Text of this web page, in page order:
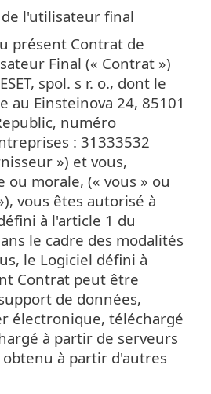
l'utilisateur final
présent Contrat de
Final (« Contrat »)
spol. s r. o., dont le
au Einsteinova 24, 85101
numéro
: 31333532
») et vous,
ou morale, (« vous » ou
vous êtes autorisé à
à l'article 1 du
le cadre des modalités
le Logiciel défini à
Contrat peut être
de données,
électronique, téléchargé
à partir de serveurs
à partir d'autres